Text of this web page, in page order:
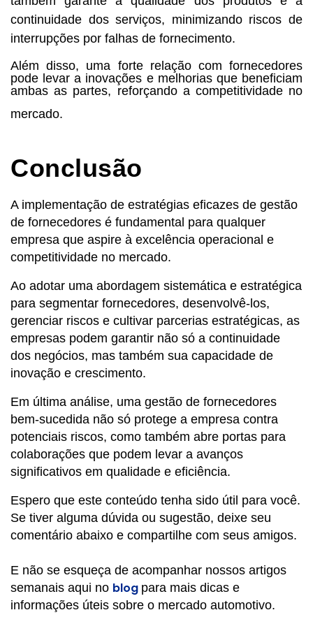
continuidade dos serviços, minimizando riscos de
interrupções por falhas de fornecimento.
Além disso, uma forte relação com fornecedores
pode levar a inovações e melhorias que beneficiam
ambas as partes, reforçando a competitividade no
mercado.
Conclusão
A implementação de estratégias eficazes de gestão
de fornecedores é fundamental para qualquer
empresa que aspire à excelência operacional e
competitividade no mercado.
Ao adotar uma abordagem sistemática e estratégica
para segmentar fornecedores, desenvolvê-los,
gerenciar riscos e cultivar parcerias estratégicas, as
empresas podem garantir não só a continuidade
dos negócios, mas também sua capacidade de
inovação e crescimento.
Em última análise, uma gestão de fornecedores
bem-sucedida não só protege a empresa contra
potenciais riscos, como também abre portas para
colaborações que podem levar a avanços
significativos em qualidade e eficiência.
Espero que este conteúdo tenha sido útil para você.
Se tiver alguma dúvida ou sugestão, deixe seu
comentário abaixo e compartilhe com seus amigos.
E não se esqueça de acompanhar nossos artigos
semanais aqui no blog para mais dicas e
informações úteis sobre o mercado automotivo.